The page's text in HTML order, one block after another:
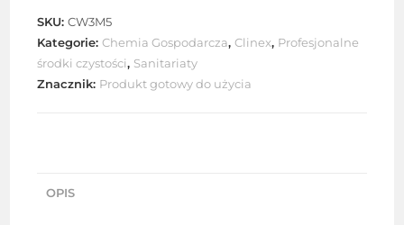
płyn
do
mycia
SKU:CW3M5
Kategorie:Chemia Gospodarcza,Clinex, Profesjonalne
środki czystości, Sanitariaty
Znacznik: Produkt gotowy do użycia
OPIS